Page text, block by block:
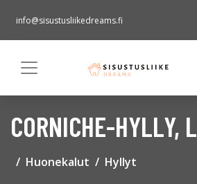
info@sisustusliikedreams.fi
CORNICHE-HYLLY, L
Huonekalut Hyllyt